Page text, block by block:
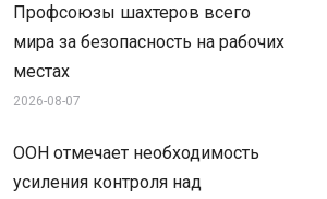
Профсоюзы шахтеров всего
мира за безопасность на рабочих
местах
2026-08-07
ООН отмечает необходимость
усиления контроля над